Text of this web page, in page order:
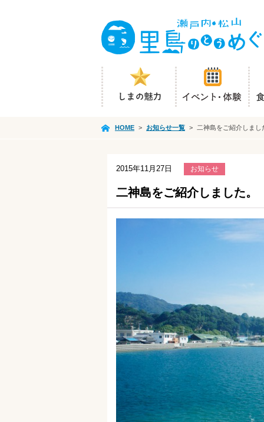
HOME > お知らせ一覧 > 二神島をご紹介しまし
2015年11月27日 お知らせ
二神島をご紹介しました。